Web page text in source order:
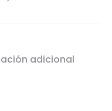
adicional